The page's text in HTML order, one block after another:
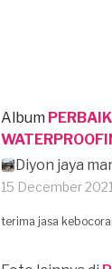
Album
Diyon jaya
15 December 2021
terima jasa